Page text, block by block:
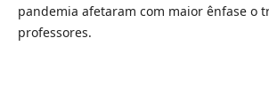
pandemia afetaram com maior ênfase o
professores.